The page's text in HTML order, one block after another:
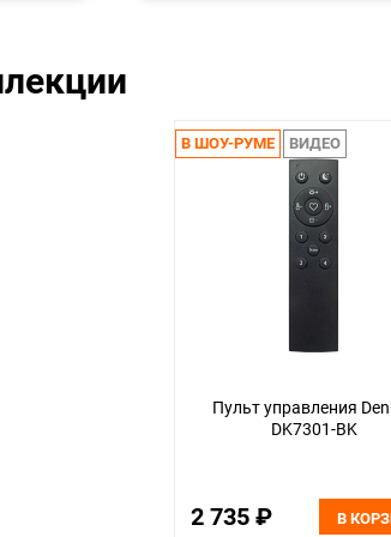
В ШОУ-РУМЕ ВИДЕО
Пульт управления
DK7301-BK
2 735 ₽ В